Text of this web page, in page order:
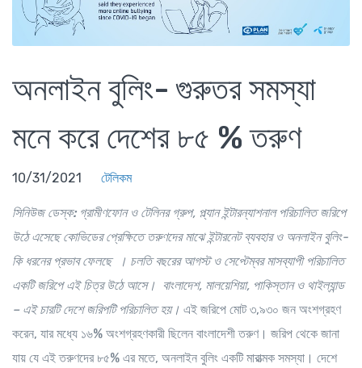
অনলাইন বুলিং- গুরুতর সমস্যা
মনে করে দেশের ৮৫ % তরুণ
10/31/2021 টেলিকম
সিনিউজ ডেস্ক:গ্রামীণফোন ও টেলিনর গ্রুপ, প্ল্যান ইন্টারন্যাশনাল পরিচালিতজরিপে
উঠে এসেছেকোভিডেরপ্রেক্ষিতে তরুণদের মাঝে ইন্টারনেট ব্যবহার ও অনলাইন বুলিং-
কি ধরনের প্রভাব ফেলছে । চলতি বছরের আগস্ট ও সেপ্টেম্বর মাসব্যাপী পরিচালিত
একটি জরিপে এই চিত্র উঠে আসে।
বাংলাদেশ, মালয়েশিয়া, পাকিস্তান ও থাইল্যান্ড
– এই চারটি দেশে জরিপটি পরিচালিত হয়। এই জরিপে মোট ৩,৯৩০ জন অংশগ্রহণ
করেন, যার মধ্যে ১৬% অংশগ্রহণকারী ছিলেন বাংলাদেশী তরুণ। জরিপ থেকে জানা
যায় যে এই তরুণদের ৮৫% এর মতে, অনলাইন বুলিং একটি মারাত্মক সমস্যা। দেশে